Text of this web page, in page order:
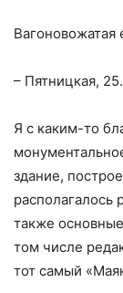
Вагоновожатая
– Пятницкая,
Я с каким-то
здание,
располагалось
также
том числе
тот самый